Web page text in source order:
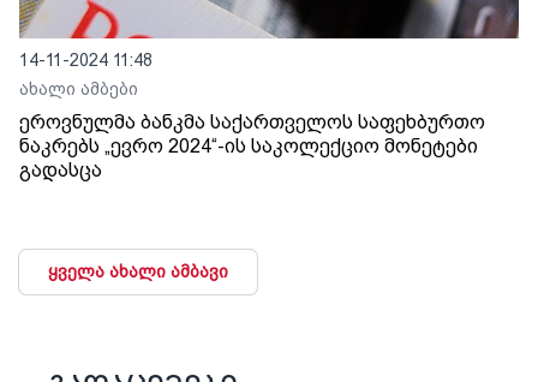
14-11-2024 11:48
ახალი ამბები
ეროვნულმა ბანკმა საქართველოს საფეხბურთო
ნაკრებს „ევრო 2024“-ის საკოლექციო მონეტები
გადასცა
ყველა ახალი ამბავი